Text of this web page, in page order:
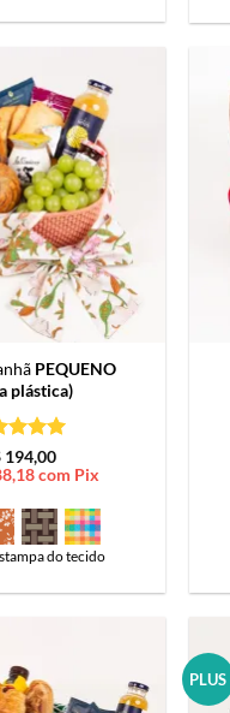
PEQUENO
plástica)
5
194,00
com Pix
do tecido
PLUS